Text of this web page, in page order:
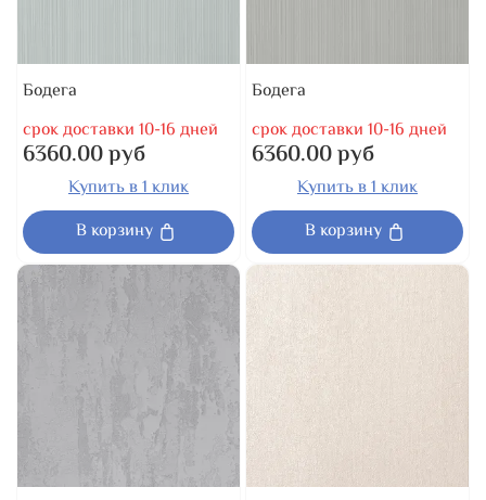
Бодега
срок доставки 10-16 дней
6360.00 руб
Купить в 1 клик
В корзину
Бодега
срок доставки 10-16 дней
6360.00 руб
Купить в 1 клик
В корзину